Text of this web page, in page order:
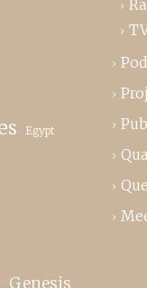
Egypt
Genesis